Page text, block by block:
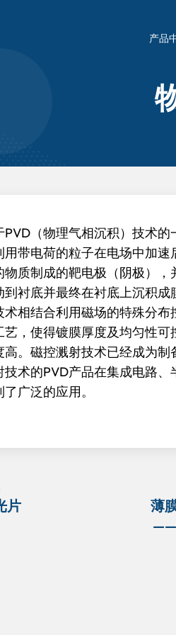
产品
PVD（物理气相沉积）技术
用带电荷的粒子在电场中加
物质制成的靶电极（阴极）
到衬底并最终在衬底上沉积
术相结合利用磁场的特殊分
艺，使得镀膜厚度及均匀性
。磁控溅射技术已经成为制
技术的PVD产品在集成电路
广泛的应用。
片
薄
——